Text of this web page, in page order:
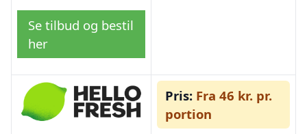
Se tilbud og bestil
her
Pris: Fra 46 kr. pr.
portion